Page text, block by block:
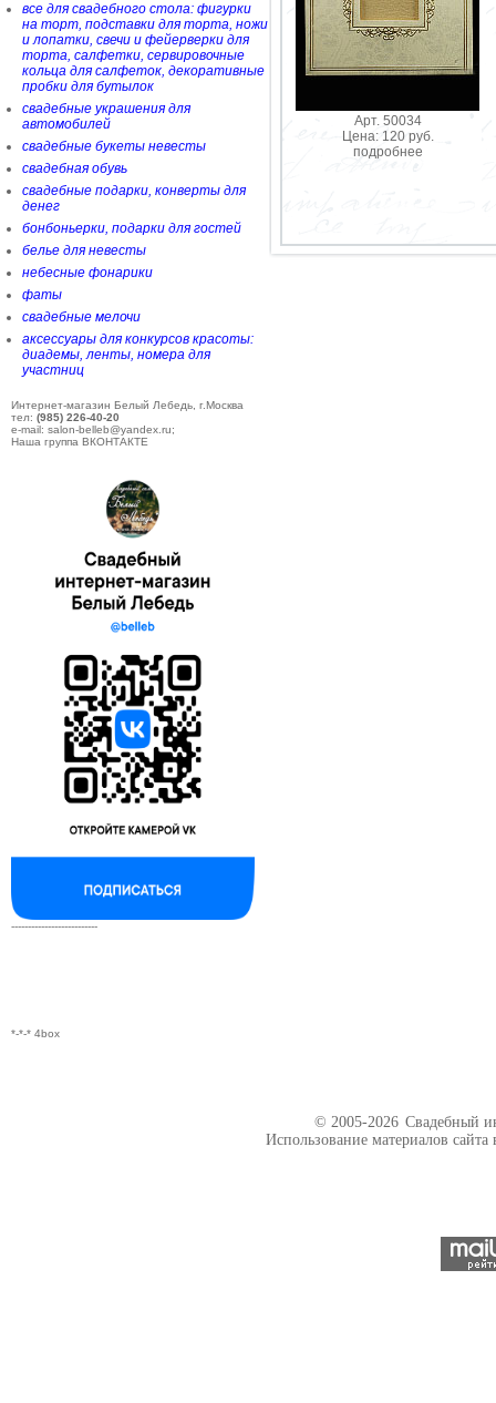
все для свадебного стола: фигурки
на торт, подставки для торта, ножи
и лопатки, свечи и фейерверки для
торта, салфетки, сервировочные
кольца для салфеток, декоративные
пробки для бутылок
свадебные украшения для
автомобилей
свадебные букеты невесты
свадебная обувь
свадебные подарки, конверты для
денег
бонбоньерки, подарки для гостей
белье для невесты
небесные фонарики
фаты
свадебные мелочи
аксессуары для конкурсов красоты:
диадемы, ленты, номера для
участниц
Интернет-магазин Белый Лебедь, г.Москва
тел: (985) 226-40-20
e-mail: salon-belleb@yandex.ru;
Наша группа ВКОНТАКТЕ
--------------------------
*-*-* 4box
Арт. 50034
Цена: 120 руб.
подробнее
© 2005-2026 Свадебный
Использование материалов